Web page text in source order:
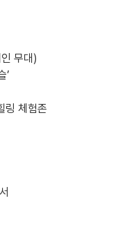
무대)
’
링 체험존